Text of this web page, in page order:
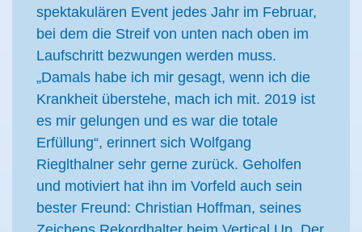
spektakulären Event jedes Jahr im Februar,
bei dem die Streif von unten nach oben im
Laufschritt bezwungen werden muss.
„Damals habe ich mir gesagt, wenn ich die
Krankheit überstehe, mach ich mit. 2019 ist
es mir gelungen und es war die totale
Erfüllung“, erinnert sich Wolfgang
Rieglthalner sehr gerne zurück. Geholfen
und motiviert hat ihn im Vorfeld auch sein
bester Freund: Christian Hoffman, seines